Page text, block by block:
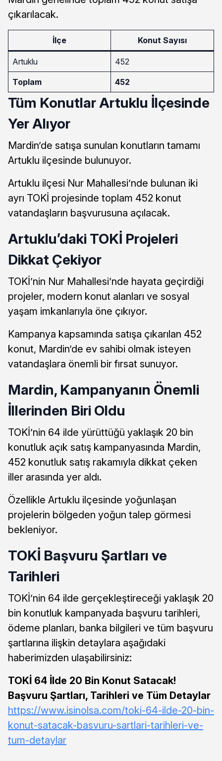
çıkarılacak.
İlçe Konut Sayısı
Artuklu 452
Toplam 452
Tüm Konutlar Artuklu İlçesinde
Yer Alıyor
Mardin’de satışa sunulan konutların tamamı
Artuklu ilçesinde bulunuyor.
Artuklu ilçesi Nur Mahallesi’nde bulunan iki
ayrı TOKİ projesinde toplam 452 konut
vatandaşların başvurusuna açılacak.
Artuklu’daki TOKİ Projeleri
Dikkat Çekiyor
TOKİ’nin Nur Mahallesi’nde hayata geçirdiği
projeler, modern konut alanları ve sosyal
yaşam imkanlarıyla öne çıkıyor.
Kampanya kapsamında satışa çıkarılan 452
konut, Mardin’de ev sahibi olmak isteyen
vatandaşlara önemli bir fırsat sunuyor.
Mardin, Kampanyanın Önemli
İllerinden Biri Oldu
TOKİ’nin 64 ilde yürüttüğü yaklaşık 20 bin
konutluk açık satış kampanyasında Mardin,
452 konutluk satış rakamıyla dikkat çeken
iller arasında yer aldı.
Özellikle Artuklu ilçesinde yoğunlaşan
projelerin bölgeden yoğun talep görmesi
bekleniyor.
TOKİ Başvuru Şartları ve
Tarihleri
TOKİ’nin 64 ilde gerçekleştireceği yaklaşık 20
bin konutluk kampanyada başvuru tarihleri,
ödeme planları, banka bilgileri ve tüm başvuru
şartlarına ilişkin detaylara aşağıdaki
haberimizden ulaşabilirsiniz:
TOKİ 64 İlde 20 Bin Konut Satacak!
Başvuru Şartları, Tarihleri ve Tüm Detaylar
https://www.isinolsa.com/toki-64-ilde-20-bin-
konut-satacak-basvuru-sartlari-tarihleri-ve-
tum-detaylar